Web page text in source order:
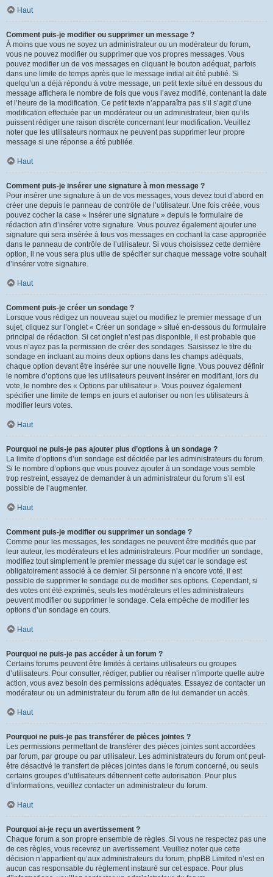
Haut
Comment puis-je modifier ou supprimer un message ?
À moins que vous ne soyez un administrateur ou un modérateur du forum,
vous ne pouvez modifier ou supprimer que vos propres messages. Vous
pouvez modifier un de vos messages en cliquant le bouton adéquat, parfois
dans une limite de temps après que le message initial ait été publié. Si
quelqu’un a déjà répondu à votre message, un petit texte situé en dessous du
message affichera le nombre de fois que vous l’avez modifié, contenant la date
et l’heure de la modification. Ce petit texte n’apparaîtra pas s’il s’agit d’une
modification effectuée par un modérateur ou un administrateur, bien qu’ils
puissent rédiger une raison discrète concernant leur modification. Veuillez
noter que les utilisateurs normaux ne peuvent pas supprimer leur propre
message si une réponse a été publiée.
Haut
Comment puis-je insérer une signature à mon message ?
Pour insérer une signature à un de vos messages, vous devez tout d’abord en
créer une depuis le panneau de contrôle de l’utilisateur. Une fois créée, vous
pouvez cocher la case « Insérer une signature » depuis le formulaire de
rédaction afin d’insérer votre signature. Vous pouvez également ajouter une
signature qui sera insérée à tous vos messages en cochant la case appropriée
dans le panneau de contrôle de l’utilisateur. Si vous choisissez cette dernière
option, il ne vous sera plus utile de spécifier sur chaque message votre souhait
d’insérer votre signature.
Haut
Comment puis-je créer un sondage ?
Lorsque vous rédigez un nouveau sujet ou modifiez le premier message d’un
sujet, cliquez sur l’onglet « Créer un sondage » situé en-dessous du formulaire
principal de rédaction. Si cet onglet n’est pas disponible, il est probable que
vous n’ayez pas la permission de créer des sondages. Saisissez le titre du
sondage en incluant au moins deux options dans les champs adéquats,
chaque option devant être insérée sur une nouvelle ligne. Vous pouvez définir
le nombre d’options que les utilisateurs peuvent insérer en modifiant, lors du
vote, le nombre des « Options par utilisateur ». Vous pouvez également
spécifier une limite de temps en jours et autoriser ou non les utilisateurs à
modifier leurs votes.
Haut
Pourquoi ne puis-je pas ajouter plus d’options à un sondage ?
La limite d’options d’un sondage est décidée par les administrateurs du forum.
Si le nombre d’options que vous pouvez ajouter à un sondage vous semble
trop restreint, essayez de demander à un administrateur du forum s’il est
possible de l’augmenter.
Haut
Comment puis-je modifier ou supprimer un sondage ?
Comme pour les messages, les sondages ne peuvent être modifiés que par
leur auteur, les modérateurs et les administrateurs. Pour modifier un sondage,
modifiez tout simplement le premier message du sujet car le sondage est
obligatoirement associé à ce dernier. Si personne n’a encore voté, il est
possible de supprimer le sondage ou de modifier ses options. Cependant, si
des votes ont été exprimés, seuls les modérateurs et les administrateurs
peuvent modifier ou supprimer le sondage. Cela empêche de modifier les
options d’un sondage en cours.
Haut
Pourquoi ne puis-je pas accéder à un forum ?
Certains forums peuvent être limités à certains utilisateurs ou groupes
d’utilisateurs. Pour consulter, rédiger, publier ou réaliser n’importe quelle autre
action, vous avez besoin des permissions adéquates. Essayez de contacter un
modérateur ou un administrateur du forum afin de lui demander un accès.
Haut
Pourquoi ne puis-je pas transférer de pièces jointes ?
Les permissions permettant de transférer des pièces jointes sont accordées
par forum, par groupe ou par utilisateur. Les administrateurs du forum ont peut-
être désactivé le transfert de pièces jointes dans le forum concerné, ou seuls
certains groupes d’utilisateurs détiennent cette autorisation. Pour plus
d’informations, veuillez contacter un administrateur du forum.
Haut
Pourquoi ai-je reçu un avertissement ?
Chaque forum a son propre ensemble de règles. Si vous ne respectez pas une
de ces règles, vous recevrez un avertissement. Veuillez noter que cette
décision n’appartient qu’aux administrateurs du forum, phpBB Limited n’est en
aucun cas responsable du règlement instauré sur cet espace. Pour plus